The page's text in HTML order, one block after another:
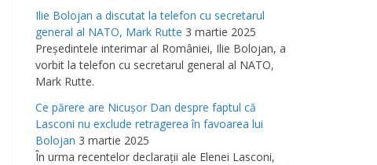
Ilie Bolojan a discutat la telefon cu secretarul
general al NATO, Mark Rutte 3 martie 2025
Preşedintele interimar al României, Ilie Bolojan, a
vorbit la telefon cu secretarul general al NATO,
Mark Rutte.
Ce părere are Nicuşor Dan despre faptul că
Lasconi nu exclude retragerea în favoarea lui
Bolojan 3 martie 2025
În urma recentelor declaraţii ale Elenei Lasconi,